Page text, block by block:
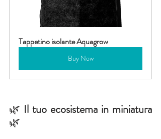
Tappetino isolante Aquagrow
Buy Now
🌿 Il tuo ecosistema in miniatura
🌿